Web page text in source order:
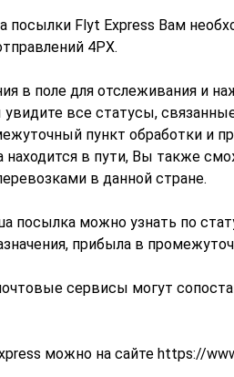
посылки Flyt Express Вам
4PX.
в поле для отслеживания и
увидите все статусы,
пункт обработки и
находится в пути, Вы также
в данной стране.
посылка можно узнать по
прибыла в
сервисы могут
можно на сайте https://